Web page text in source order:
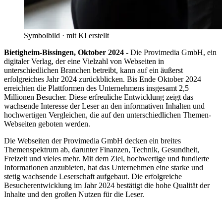
Symbolbild · mit KI erstellt
Bietigheim-Bissingen, Oktober 2024 - Die Provimedia GmbH, ein
digitaler Verlag, der eine Vielzahl von Webseiten in
unterschiedlichen Branchen betreibt, kann auf ein äußerst
erfolgreiches Jahr 2024 zurückblicken. Bis Ende Oktober 2024
erreichten die Plattformen des Unternehmens insgesamt 2,5
Millionen Besucher. Diese erfreuliche Entwicklung zeigt das
wachsende Interesse der Leser an den informativen Inhalten und
hochwertigen Vergleichen, die auf den unterschiedlichen Themen-
Webseiten geboten werden.
Die Webseiten der Provimedia GmbH decken ein breites
Themenspektrum ab, darunter Finanzen, Technik, Gesundheit,
Freizeit und vieles mehr. Mit dem Ziel, hochwertige und fundierte
Informationen anzubieten, hat das Unternehmen eine starke und
stetig wachsende Leserschaft aufgebaut. Die erfolgreiche
Besucherentwicklung im Jahr 2024 bestätigt die hohe Qualität der
Inhalte und den großen Nutzen für die Leser.